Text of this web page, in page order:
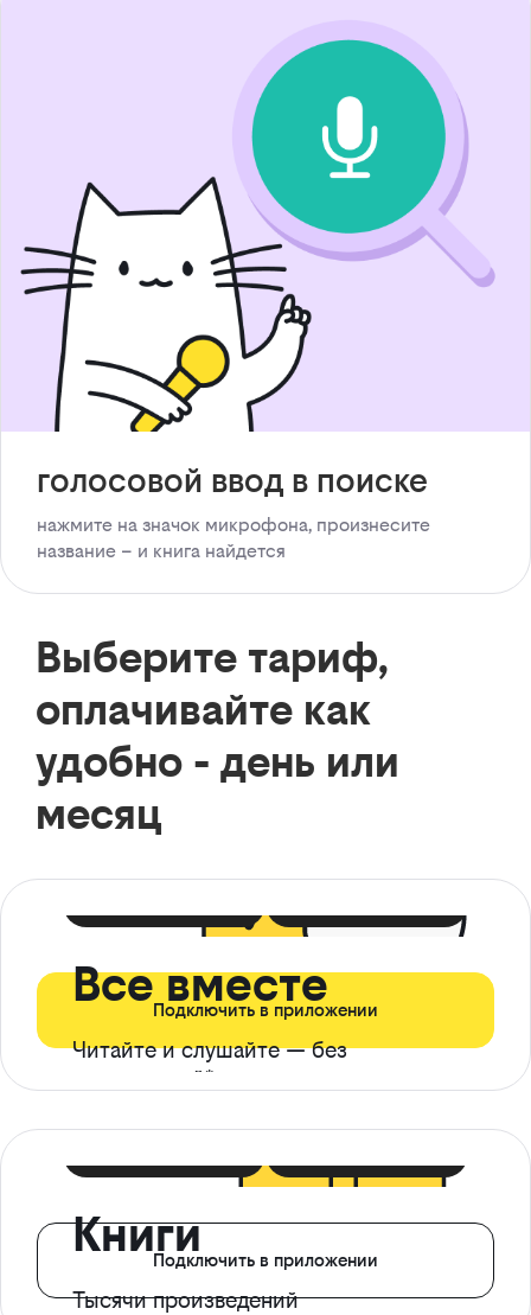
голосовой ввод в поиске
нажмите на значок микрофона, произнесите
название – и книга найдется
Выберите тариф,
оплачивайте как
удобно - день или
месяц
Все вместе
Читайте и слушайте — без
ограничений*
Подключить в приложении
Книги
Тысячи произведений
Подключить в приложении